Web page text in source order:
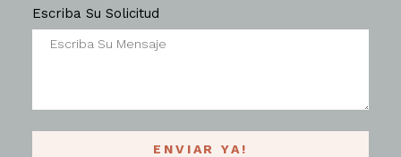
Escriba Su Solicitud
ENVIAR YA!